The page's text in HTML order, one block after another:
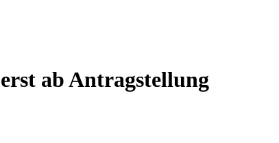
ab Antragstellung